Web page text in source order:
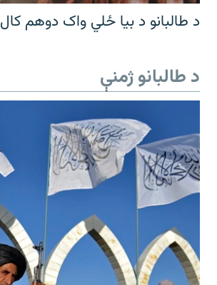
د طالبانو د بیا ځلي واک دوهم کال
د طالبانو ژمنې